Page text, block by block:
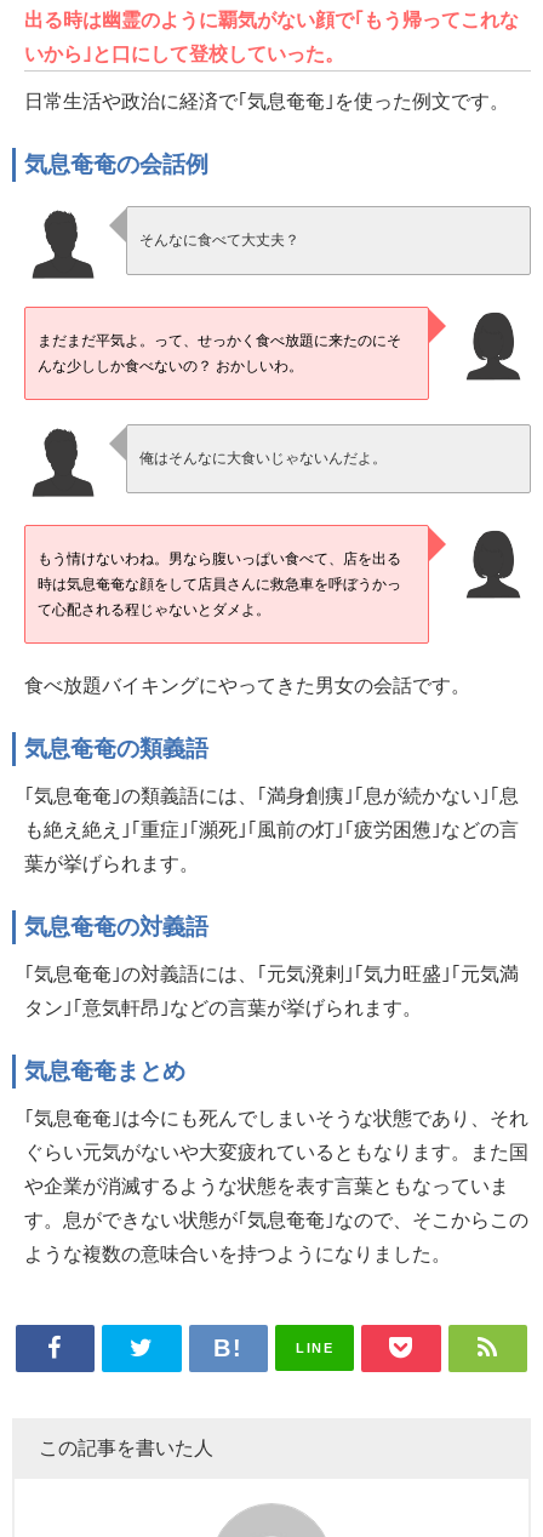
出る時は幽霊のように覇気がない顔で｢もう帰ってこれな
いから｣と口にして登校していった。
日常生活や政治に経済で｢気息奄奄｣を使った例文です。
気息奄奄の会話例
そんなに食べて大丈夫？
まだまだ平気よ。って、せっかく食べ放題に来たのにそ
んな少ししか食べないの？ おかしいわ。
俺はそんなに大食いじゃないんだよ。
もう情けないわね。男なら腹いっぱい食べて、店を出る
時は気息奄奄な顔をして店員さんに救急車を呼ぼうかっ
て心配される程じゃないとダメよ。
食べ放題バイキングにやってきた男女の会話です。
気息奄奄の類義語
｢気息奄奄｣の類義語には、｢満身創痍｣｢息が続かない｣｢息
も絶え絶え｣｢重症｣｢瀕死｣｢風前の灯｣｢疲労困憊｣などの言
葉が挙げられます。
気息奄奄の対義語
｢気息奄奄｣の対義語には、｢元気溌剌｣｢気力旺盛｣｢元気満
タン｣｢意気軒昂｣などの言葉が挙げられます。
気息奄奄まとめ
｢気息奄奄｣は今にも死んでしまいそうな状態であり、それ
ぐらい元気がないや大変疲れているともなります。また国
や企業が消滅するような状態を表す言葉ともなっていま
す。息ができない状態が｢気息奄奄｣なので、そこからこの
ような複数の意味合いを持つようになりました。
LINE
この記事を書いた人